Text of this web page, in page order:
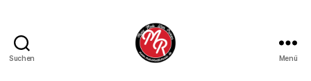
Suchen Menü